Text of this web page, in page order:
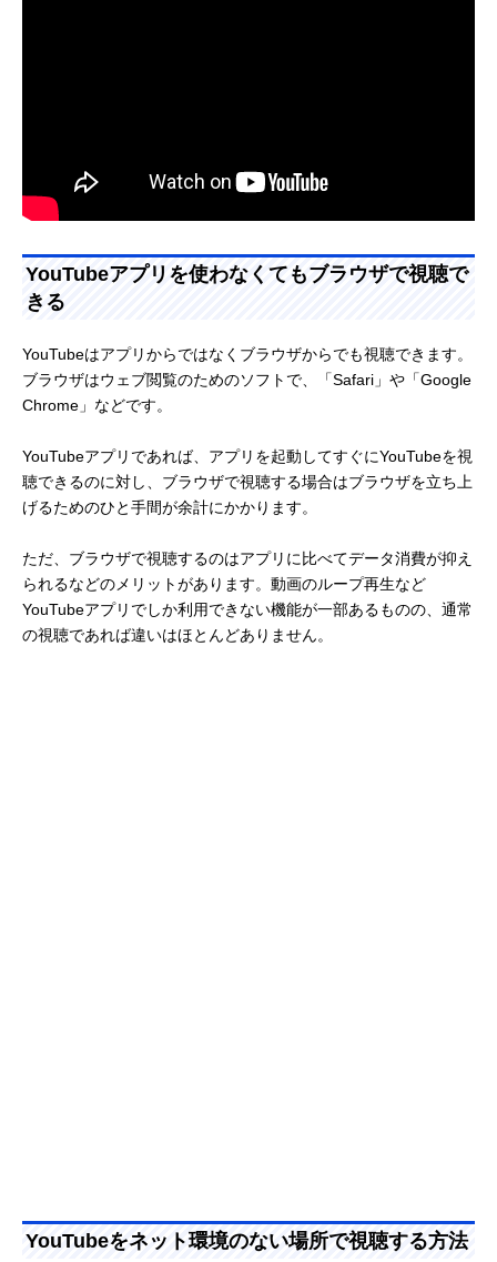
YouTubeアプリを使わなくてもブラウザで視聴で
きる
YouTubeはアプリからではなくブラウザからでも視聴できます。
ブラウザはウェブ閲覧のためのソフトで、「Safari」や「Google
Chrome」などです。
YouTubeアプリであれば、アプリを起動してすぐにYouTubeを視
聴できるのに対し、ブラウザで視聴する場合はブラウザを立ち上
げるためのひと手間が余計にかかります。
ただ、ブラウザで視聴するのはアプリに比べてデータ消費が抑え
られるなどのメリットがあります。動画のループ再生など
YouTubeアプリでしか利用できない機能が一部あるものの、通常
の視聴であれば違いはほとんどありません。
YouTubeをネット環境のない場所で視聴する方法